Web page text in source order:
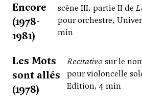
Encore
(1978-
1981)
scène III, partie II de
pour orchestre,
min
Les Mots
sont allés
(1978)
Recitativo sur le
pour violoncelle
Edition, 4 min